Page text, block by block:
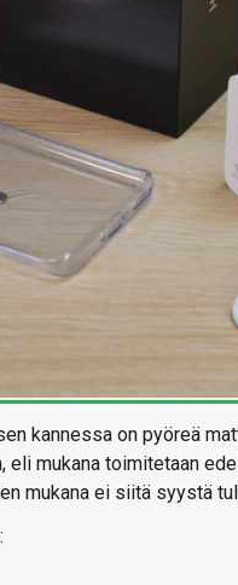
kannessa on pyöreä
mukana toimitetaan
mukana ei siitä syystä